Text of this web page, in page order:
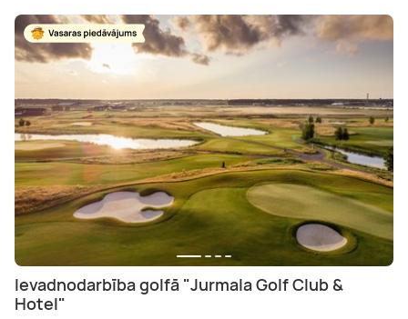
Ievadnodarbība golfā "Jurmala Golf Club &
Hotel"